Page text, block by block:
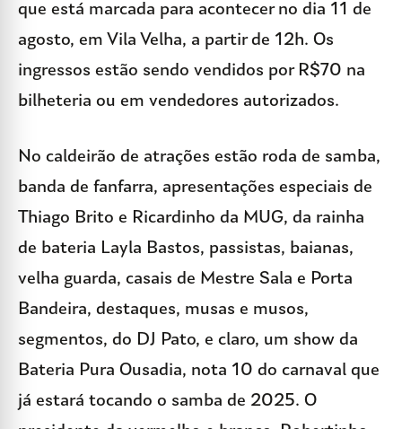
que está marcada para acontecer no dia 11 de
agosto, em Vila Velha, a partir de 12h. Os
ingressos estão sendo vendidos por R$70 na
bilheteria ou em vendedores autorizados.
No caldeirão de atrações estão roda de samba,
banda de fanfarra, apresentações especiais de
Thiago Brito e Ricardinho da MUG, da rainha
de bateria Layla Bastos, passistas, baianas,
velha guarda, casais de Mestre Sala e Porta
Bandeira, destaques, musas e musos,
segmentos, do DJ Pato, e claro, um show da
Bateria Pura Ousadia, nota 10 do carnaval que
já estará tocando o samba de 2025. O